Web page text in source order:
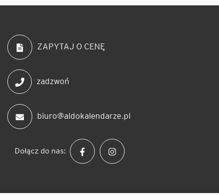
ZAPYTAJ O CENĘ
zadzwoń
biuro@aldokalendarze.pl
Dołącz do nas: